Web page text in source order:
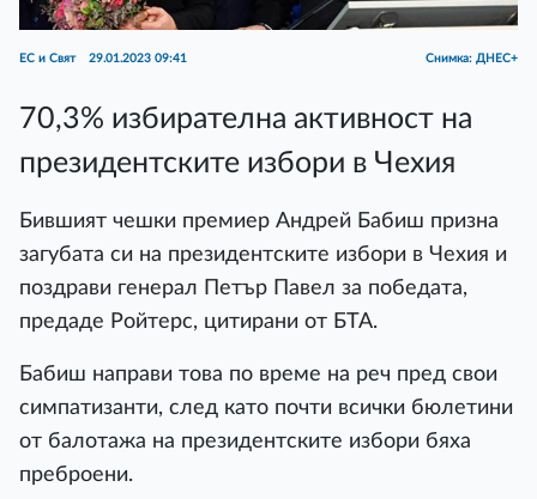
ЕС и Свят 29.01.2023 09:41 Снимка: ДНЕС+
70,3% избирателна активност на
президентските избори в Чехия
Бившият чешки премиер Андрей Бабиш призна
загубата си на президентските избори в Чехия и
поздрави генерал Петър Павел за победата,
предаде Ройтерс, цитирани от БТА.
Бабиш направи това по време на реч пред свои
симпатизанти, след като почти всички бюлетини
от балотажа на президентските избори бяха
преброени.